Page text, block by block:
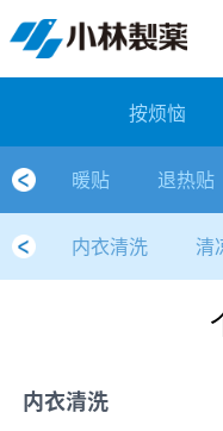
至
按烦恼
暖贴 退热贴
内衣清洗 清
内衣清洗
公司
董事长寄语
独特的企业模式
公司概要
公司沿革
产品
按品类
按品牌
按烦
炎热对策
发热对策
家庭清洁
房间异味·芳香
寒冷
暖手暖脚
生理期
舒缓
炎热
发热
家庭
马桶清洁（便器用）
排水管清洁
水壶/水杯清洁
厕所/马
厕所消臭
即时消臭
无味消臭
房间异
宠物消臭
无味消臭
运动鞋消臭
管道异
管道异味·清洁
清洁
口腔消毒
清洁纸
口腔
其他
按品
退热贴
芳香·消臭剂
个人护理
消毒品
暖手暖脚系列
生理期系列
舒缓系列
退热
儿童用
成人用
家庭用
芳香·
房间用
宠物用
厨房用
个人
清凉降温
安睡
随身清洁
洗净
管道清洁
家居用品清洁
消毒
口腔消毒
口腔
按品
无香空间
洗净丸
洗净中
洁内宝
Sawaday小
新闻
2025
2024
2023
2021